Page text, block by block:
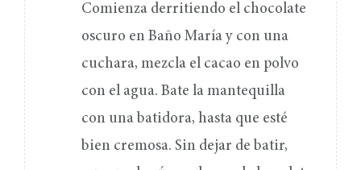
Comienza derritiendo el chocolate
oscuro en Baño María y con una
cuchara, mezcla el cacao en polvo
con el agua. Bate la mantequilla
con una batidora, hasta que esté
bien cremosa. Sin dejar de batir,